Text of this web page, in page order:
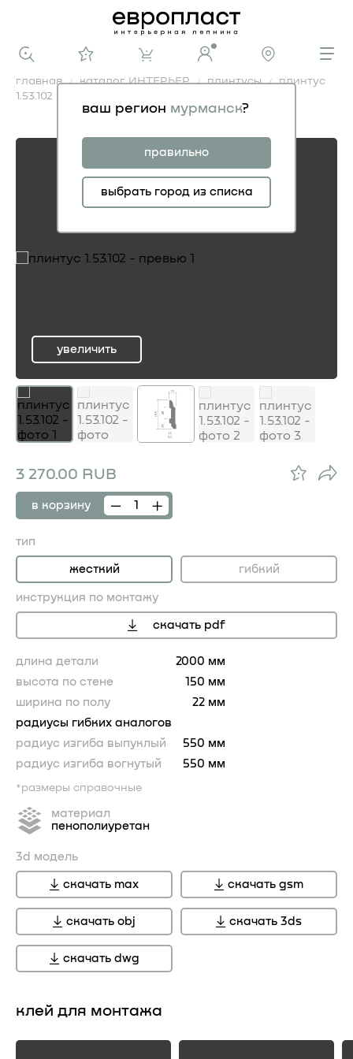
ваш регион мурманск?
правильно
выбрать город из списка
главная каталог ИНТЕРЬЕР плинтусы
плинтус
1.53.102
плинтус 1.53.102
ru
увеличить
3 270.00 RUB
в корзину
тип
жесткий гибкий
инструкция по монтажу
скачать pdf
длина детали
2000 мм
высота по стене
150 мм
ширина по полу
22 мм
радиусы гибких аналогов
радиус изгиба выпуклый
550 мм
радиус изгиба вогнутый
550 мм
*размеры справочные
материал
пенополиуретан
3d модель
скачать max скачать gsm
скачать obj скачать 3ds
скачать dwg
клей для монтажа